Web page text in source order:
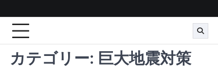
カテゴリー: 巨大地震対策